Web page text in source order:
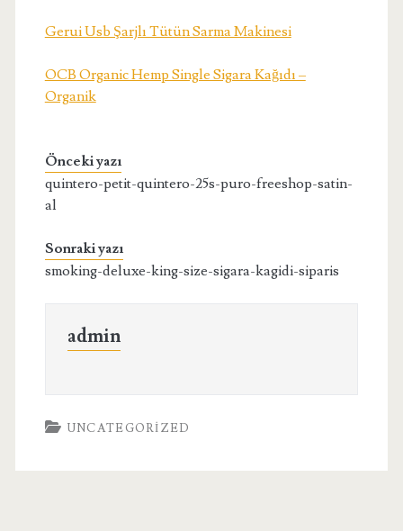
Gerui Usb Şarjlı Tütün Sarma Makinesi
OCB Organic Hemp Single Sigara Kağıdı –
Organik
Önceki yazı
quintero-petit-quintero-25s-puro-freeshop-satin-
al
Sonraki yazı
smoking-deluxe-king-size-sigara-kagidi-siparis
admin
UNCATEGORIZED